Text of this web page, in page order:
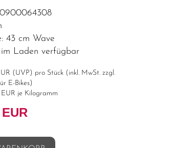
43 cm Wave
Laden verfügbar
( UVP ) pro Stück (inkl. MwSt. zzgl.
E-Bikes)
EUR je Kilogramm